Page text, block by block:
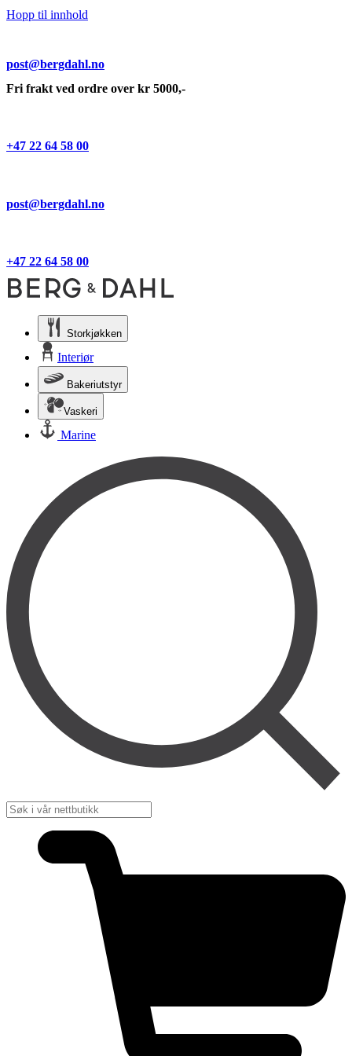
Hopp til innhold
post@bergdahl.no
Fri frakt ved ordre over kr 5000,-
+47 22 64 58 00
post@bergdahl.no
+47 22 64 58 00
Storkjøkken
Interiør
Bakeriutstyr
Vaskeri
Marine